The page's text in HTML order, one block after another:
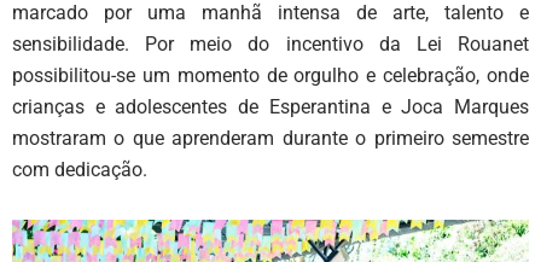
marcado por uma manhã intensa de arte, talento e
sensibilidade. Por meio do incentivo da Lei Rouanet
possibilitou-se um momento de orgulho e celebração, onde
crianças e adolescentes de Esperantina e Joca Marques
mostraram o que aprenderam durante o primeiro semestre
com dedicação.